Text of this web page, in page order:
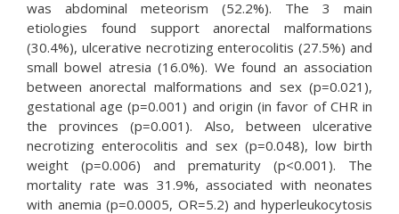
was abdominal meteorism (52.2%). The 3 main
etiologies found support anorectal malformations
(30.4%), ulcerative necrotizing enterocolitis (27.5%) and
small bowel atresia (16.0%). We found an association
between anorectal malformations and sex (p=0.021),
gestational age (p=0.001) and origin (in favor of CHR in
the provinces (p=0.001). Also, between ulcerative
necrotizing enterocolitis and sex (p=0.048), low birth
weight (p=0.006) and prematurity (p<0.001). The
mortality rate was 31.9%, associated with neonates
with anemia (p=0.0005, OR=5.2) and hyperleukocytosis